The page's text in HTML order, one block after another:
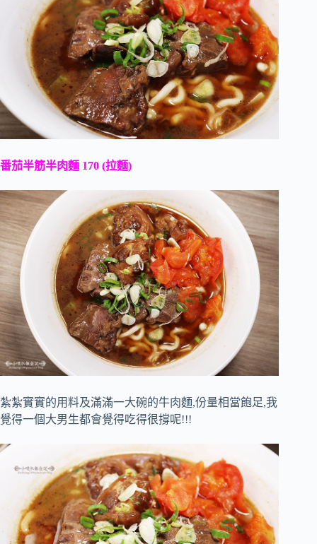
番茄半筋半肉麵 170 (拉麵)
紮紮實實的用料及滿滿一大碗的牛肉麵,份量相當飽足,我
覺得一個大男生都會覺得吃得很撐呢!!!